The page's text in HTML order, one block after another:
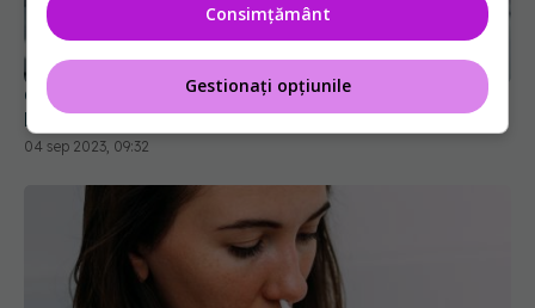
COVID, încă un efect negativ. Duce la
hipertensiune arterială și boli cardiovasculare
04 sep 2023, 09:32
Consimțământ
Gestionați opțiunile